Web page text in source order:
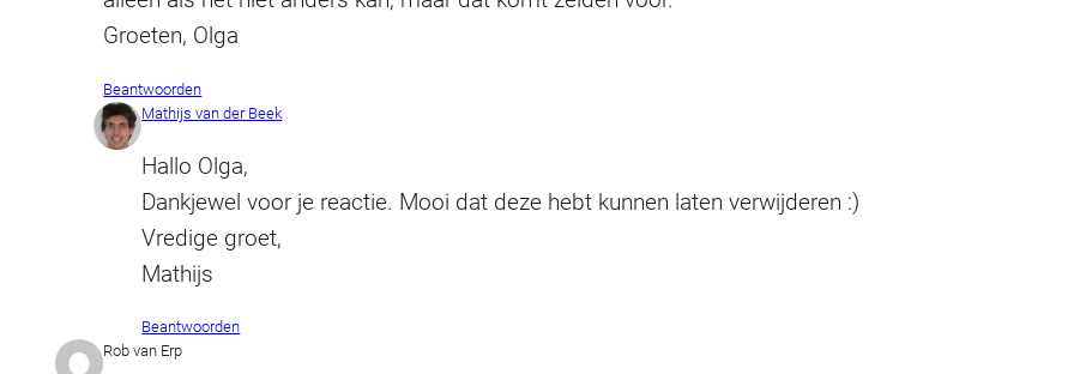
Groeten, Olga
Beantwoorden
Mathijs van der Beek
Hallo Olga,
Dankjewel voor je reactie. Mooi dat deze hebt kunnen laten verwijderen :)
Vredige groet,
Mathijs
Beantwoorden
Rob van Erp